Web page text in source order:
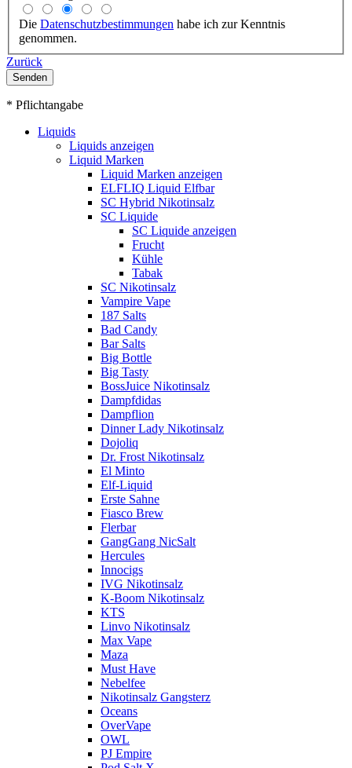
Die Datenschutzbestimmungen habe ich zur Kenntnis
genommen.
Zurück
Senden
* Pflichtangabe
Liquids
Liquids anzeigen
Liquid Marken
Liquid Marken anzeigen
ELFLIQ Liquid Elfbar
SC Hybrid Nikotinsalz
SC Liquide
SC Liquide anzeigen
Frucht
Kühle
Tabak
SC Nikotinsalz
Vampire Vape
187 Salts
Bad Candy
Bar Salts
Big Bottle
Big Tasty
BossJuice Nikotinsalz
Dampfdidas
Dampflion
Dinner Lady Nikotinsalz
Dojoliq
Dr. Frost Nikotinsalz
El Minto
Elf-Liquid
Erste Sahne
Fiasco Brew
Flerbar
GangGang NicSalt
Hercules
Innocigs
IVG Nikotinsalz
K-Boom Nikotinsalz
KTS
Linvo Nikotinsalz
Max Vape
Maza
Must Have
Nebelfee
Nikotinsalz Gangsterz
Oceans
OverVape
OWL
PJ Empire